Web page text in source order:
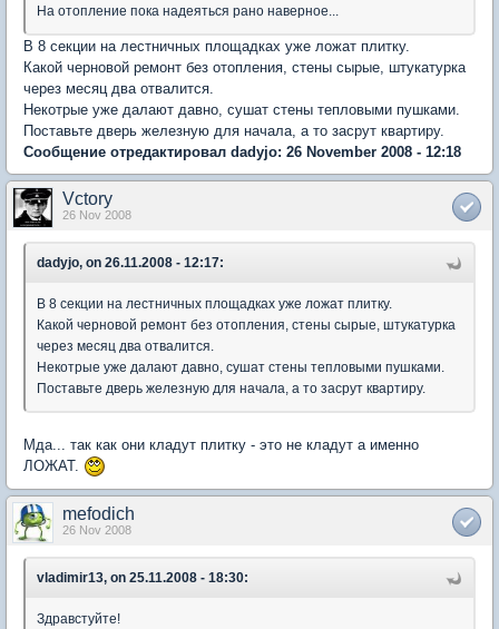
На отопление пока надеяться рано наверное...
В 8 секции на лестничных площадках уже ложат плитку.
Какой черновой ремонт без отопления, стены сырые, штукатурка
через месяц два отвалится.
Некотрые уже далают давно, сушат стены тепловыми пушками.
Поставьте дверь железную для начала, а то засрут квартиру.
Сообщение отредактировал dadyjo: 26 November 2008 - 12:18
Vctory
26 Nov 2008
dadyjo, on 26.11.2008 - 12:17:
В 8 секции на лестничных площадках уже ложат плитку.
Какой черновой ремонт без отопления, стены сырые, штукатурка
через месяц два отвалится.
Некотрые уже далают давно, сушат стены тепловыми пушками.
Поставьте дверь железную для начала, а то засрут квартиру.
Мда... так как они кладут плитку - это не кладут а именно
ЛОЖАТ.
mefodich
26 Nov 2008
vladimir13, on 25.11.2008 - 18:30:
Здравстуйте!